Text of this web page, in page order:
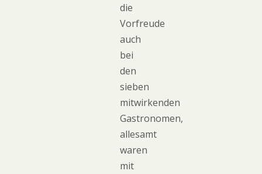
die
Vorfreude
auch
bei
den
sieben
mitwirkenden
Gastronomen,
allesamt
waren
mit